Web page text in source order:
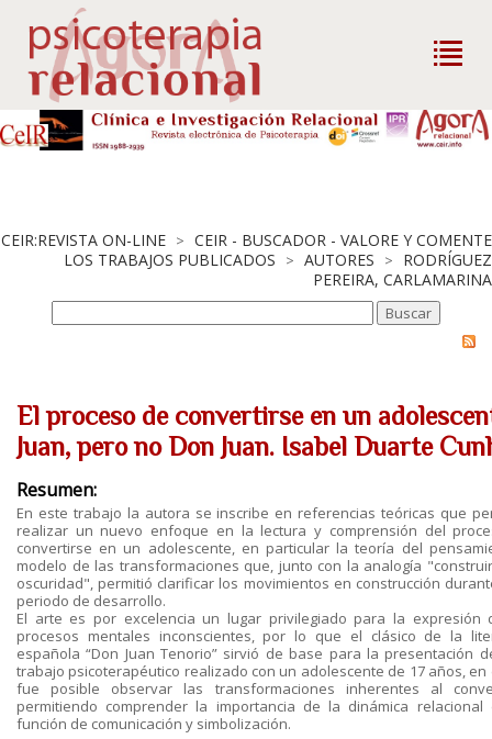
CEIR:REVISTA ON-LINE > CEIR - BUSCADOR - VALORE Y COMENTE
LOS TRABAJOS PUBLICADOS > AUTORES > RODRÍGUEZ
PEREIRA, CARLAMARINA
El proceso de convertirse en un
Juan, pero no Don Juan. Isabel Duarte
Resumen:
En este trabajo la autora se inscribe en referencias teóricas que
realizar un nuevo enfoque en la lectura y comprensión del
convertirse en un adolescente, en particular la teoría del
modelo de las transformaciones que, junto con la analogía
oscuridad", permitió clarificar los movimientos en construcción
periodo de desarrollo.
El arte es por excelencia un lugar privilegiado para la expresión
procesos mentales inconscientes, por lo que el clásico de la
española “Don Juan Tenorio” sirvió de base para la presentación
trabajo psicoterapéutico realizado con un adolescente de 17 años, en
fue posible observar las transformaciones inherentes al
permitiendo comprender la importancia de la dinámica relacional
función de comunicación y simbolización.